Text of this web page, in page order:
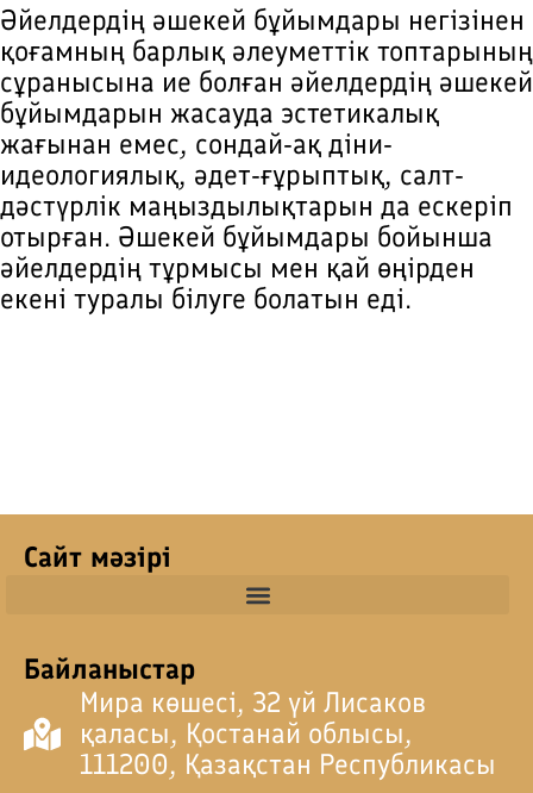
Әйелдердің әшекей бұйымдары негізінен
қоғамның барлық әлеуметтік топтарының
сұранысына ие болған әйелдердің әшекей
бұйымдарын жасауда эстетикалық
жағынан емес, сондай-ақ діни-
идеологиялық, әдет-ғұрыптық, салт-
дәстүрлік маңыздылықтарын да ескеріп
отырған. Әшекей бұйымдары бойынша
әйелдердің тұрмысы мен қай өңірден
екені туралы білуге болатын еді.
Сайт мәзірі
Байланыстар
Мира көшесі, 32 үй Лисаков
қаласы, Қостанай облысы,
111200, Қазақстан Республикасы